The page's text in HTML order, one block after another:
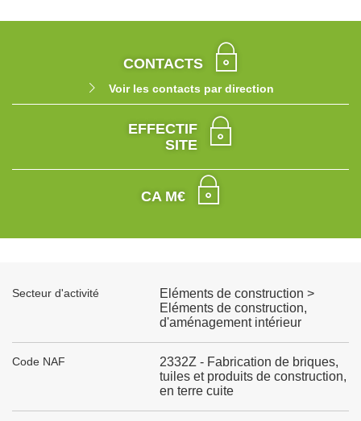
CONTACTS
Voir les contacts par direction
EFFECTIF
SITE
CA M€
Secteur d'activité
Eléments de construction >
Eléments de construction,
d'aménagement intérieur
Code NAF
2332Z - Fabrication de briques,
tuiles et produits de construction,
en terre cuite